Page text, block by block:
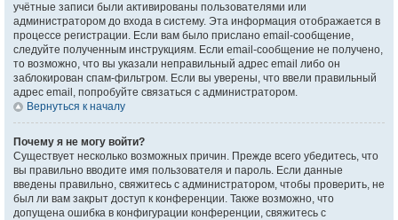
учётные записи были активированы пользователями или
администратором до входа в систему. Эта информация отображается в
процессе регистрации. Если вам было прислано email-сообщение,
следуйте полученным инструкциям. Если email-сообщение не получено,
то возможно, что вы указали неправильный адрес email либо он
заблокирован спам-фильтром. Если вы уверены, что ввели правильный
адрес email, попробуйте связаться с администратором.
Вернуться к началу
Почему я не могу войти?
Существует несколько возможных причин. Прежде всего убедитесь, что
вы правильно вводите имя пользователя и пароль. Если данные
введены правильно, свяжитесь с администратором, чтобы проверить, не
был ли вам закрыт доступ к конференции. Также возможно, что
допущена ошибка в конфигурации конференции, свяжитесь с